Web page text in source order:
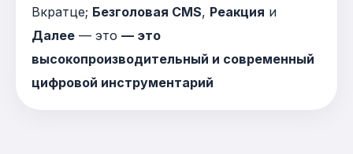
Вкратце; Безголовая CMS, Реакция и
Далее — это — это
высокопроизводительный и современный
цифровой инструментарий